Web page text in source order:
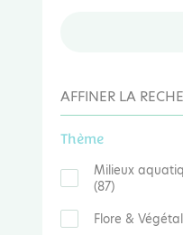
AFFINER LA
Thème
Milieux
(87)
Flore &